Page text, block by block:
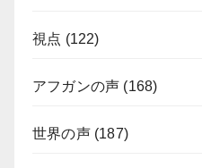
視点 (122)
アフガンの声 (168)
世界の声(187)